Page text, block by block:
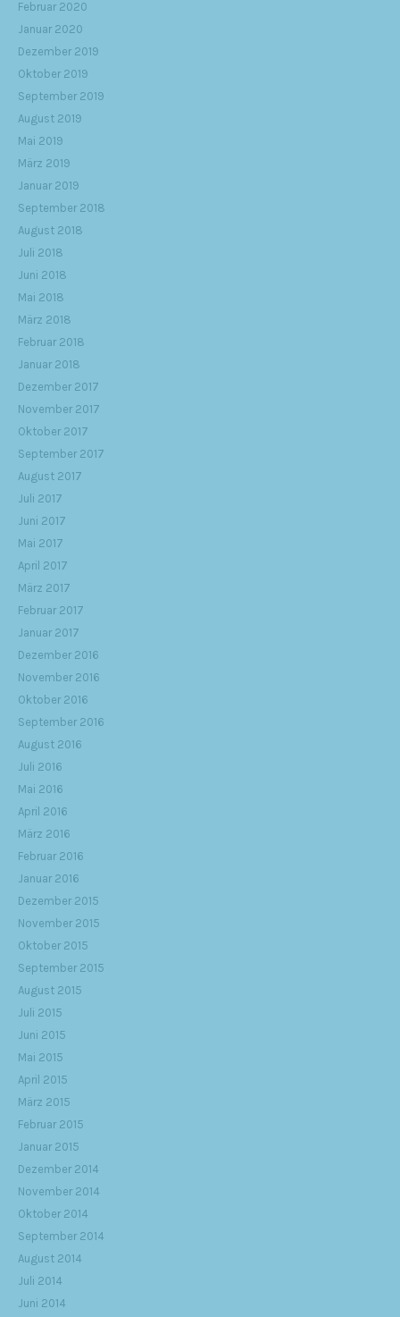
Februar 2020
Januar 2020
Dezember 2019
Oktober 2019
September 2019
August 2019
Mai 2019
März 2019
Januar 2019
September 2018
August 2018
Juli 2018
Juni 2018
Mai 2018
März 2018
Februar 2018
Januar 2018
Dezember 2017
November 2017
Oktober 2017
September 2017
August 2017
Juli 2017
Juni 2017
Mai 2017
April 2017
März 2017
Februar 2017
Januar 2017
Dezember 2016
November 2016
Oktober 2016
September 2016
August 2016
Juli 2016
Mai 2016
April 2016
März 2016
Februar 2016
Januar 2016
Dezember 2015
November 2015
Oktober 2015
September 2015
August 2015
Juli 2015
Juni 2015
Mai 2015
April 2015
März 2015
Februar 2015
Januar 2015
Dezember 2014
November 2014
Oktober 2014
September 2014
August 2014
Juli 2014
Juni 2014